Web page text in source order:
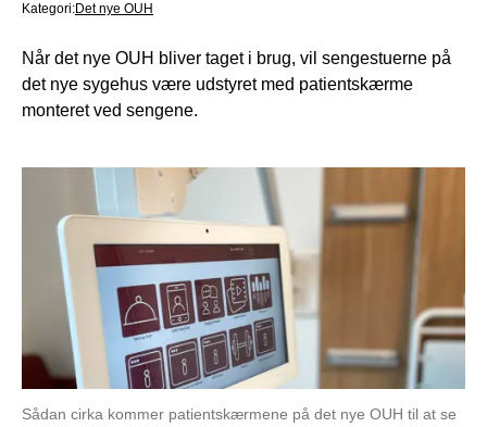
Kategori:Det nye OUH
Når det nye OUH bliver taget i brug, vil sengestuerne på
det nye sygehus være udstyret med patientskærme
monteret ved sengene.
Sådan cirka kommer patientskærmene på det nye OUH til at se